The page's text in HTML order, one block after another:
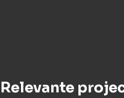
Relevante